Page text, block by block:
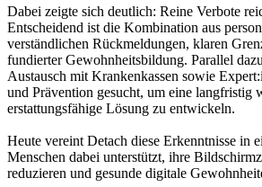
Dabei zeigte sich deutlich: Reine Verbote
Entscheidend ist die Kombination aus
verständlichen Rückmeldungen, klaren
fundierter Gewohnheitsbildung. Parallel
Austausch mit Krankenkassen sowie
und Prävention gesucht, um eine langfristig
erstattungsfähige Lösung zu entwickeln.
Heute vereint Detach diese Erkenntnisse in
Menschen dabei unterstützt, ihre
reduzieren und gesunde digitale